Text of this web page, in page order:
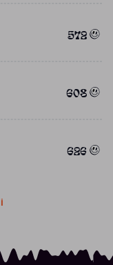
572
608
626